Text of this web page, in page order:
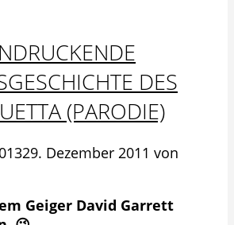
DES
(PARODIE)
29. Dezember 2011 von
Geiger David Garrett